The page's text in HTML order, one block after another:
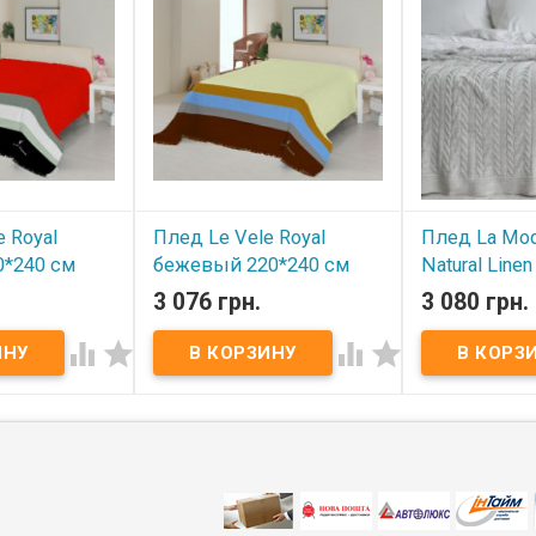
Royal
см
см.
 
Плед Le Vele Royal
бежевый 220*240 см
В наличии
Размер:220*240 см.
Производитель:Турция.
3 076 грн.
 
Плед La
Natural
В наличии
Плед La
Linen 220x240
220х240 см.
3 080 грн.